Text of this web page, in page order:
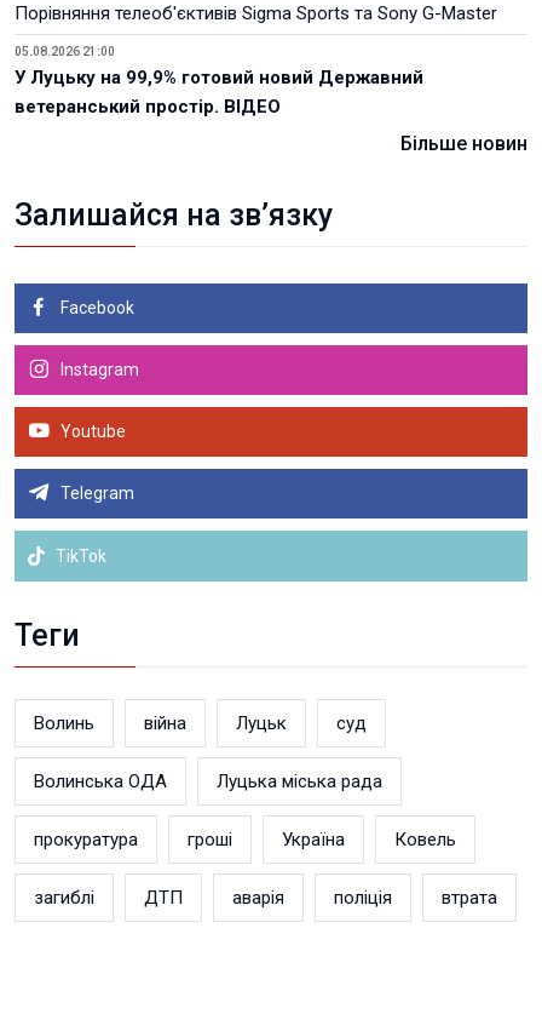
Порівняння телеоб'єктивів Sigma Sports та Sony G-Master
05.08.2026 21:00
У Луцьку на 99,9% готовий новий Державний
ветеранський простір. ВІДЕО
Більше новин
Залишайся на зв’язку
Facebook
Instagram
Youtube
Telegram
TikTok
Теги
Волинь війна Луцьк суд
Волинська ОДА Луцька міська рада
прокуратура гроші Україна Ковель
загиблі ДТП аварія поліція втрата